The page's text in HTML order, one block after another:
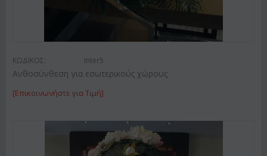
ΚΩΔΙΚΟΣ: Inter5
Ανθοσύνθεση για εσωτερικούς χώρους
[Επικοινωνήστε για Τιμή]